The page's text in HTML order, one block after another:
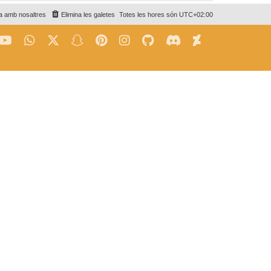
Totes les hores són UTC+02:00
Elimina les galetes
amb nosaltres